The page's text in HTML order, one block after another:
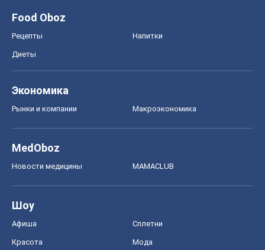
Food Oboz
Рецепты Напитки
Диеты
Экономика
Рынки и компании Mакроэкономика
MedOboz
Новости медицины MAMACLUB
Шоу
Афиша Сплетни
Красота Мода